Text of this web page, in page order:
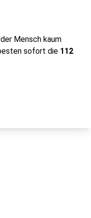
Mensch kaum
sofort die 112